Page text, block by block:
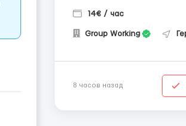
14€ / час
Group Working
8 часов назад